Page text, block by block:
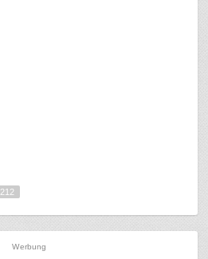
212
Werbung